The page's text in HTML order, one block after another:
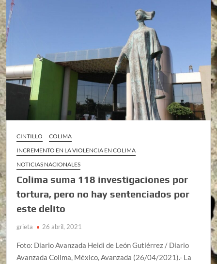
CINTILLO
COLIMA
INCREMENTO EN LA VIOLENCIA EN COLIMA
NOTICIAS NACIONALES
Colima suma 118 investigaciones por
tortura, pero no hay sentenciados por
este delito
grieta 26 abril, 2021
Foto: Diario Avanzada Heidi de León Gutiérrez / Diario
Avanzada Colima, México, Avanzada (26/04/2021).- La